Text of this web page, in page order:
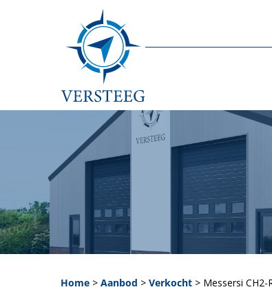
Home > Aanbod > Verkocht > Messersi CH2-